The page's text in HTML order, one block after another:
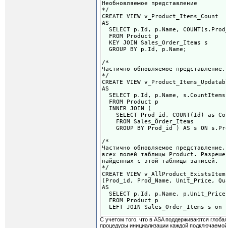
Необновляемое представление
*/
CREATE VIEW v_Product_Items_Сount
AS
SELECT p.Id, p.Name,
FROM Product p
KEY JOIN Sales_Order_Items s
GROUP BY p.Id, p.Name;
/*
Частично обновляемое
*/
CREATE VIEW
AS
SELECT p.Id, p.Name, s.CountItems
FROM Product p
INNER JOIN (
SELECT Prod_id, COUNT(Id) as
FROM Sales_Order_Items
GROUP BY Prod_id ) AS s ON
/*
Частично обновляемое
всех полей таблицы Product.
найденных с этой таблицы записей.
*/
CREATE VIEW
(Prod_id, Prod_Name, Unit_Price,
AS
SELECT p.Id, p.Name,
FROM Product p
LEFT JOIN Sales_Order_Items s
С учетом того, что в ASA поддерживаются
процедуры инициализации каждой